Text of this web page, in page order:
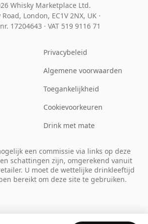
Whisky Marketplace Ltd.
London, EC1V 2NX, UK ·
17204643 · VAT 519 9116 71
Privacybeleid
Algemene voorwaarden
Toegankelijkheid
Cookievoorkeuren
Drink met mate
een commissie via links op deze
schattingen zijn, omgerekend vanuit
U moet de wettelijke drinkleeftijd
bereikt om deze site te gebruiken.